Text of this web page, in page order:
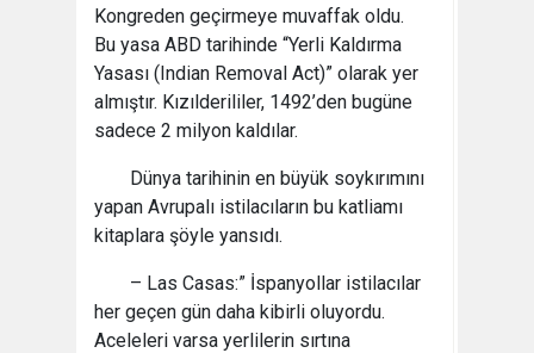
Kongreden geçirmeye muvaffak oldu.
Bu yasa ABD tarihinde “Yerli Kaldırma
Yasası (Indian Removal Act)” olarak yer
almıştır. Kızılderililer, 1492’den bugüne
sadece 2 milyon kaldılar.
Dünya tarihinin en büyük soykırımını
yapan Avrupalı istilacıların bu katliamı
kitaplara şöyle yansıdı.
– Las Casas:” İspanyollar istilacılar
her geçen gün daha kibirli oluyordu.
Aceleleri varsa yerlilerin sırtına